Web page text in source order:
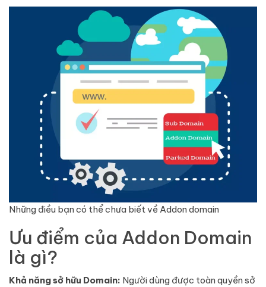
Những điều bạn có thể chưa biết về Addon domain
Ưu điểm của Addon Domain
là gì?
Khả năng sở hữu Domain: Người dùng được toàn quyền sở